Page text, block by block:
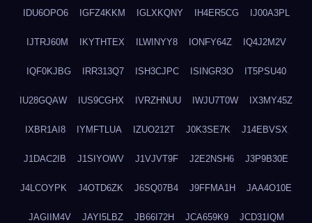
IDU6OPO6 IGFZ4KKM IGLXKQNY IH4ER5CG IJ00A3PL
IJTRJ60M IKYTHTEX ILWINYY8 IONFY64Z IQ4J2M2V
IQF0KJBG IRR313Q7 ISH3CJPC ISINGR3O IT5PSU40
IU28GQAW IUS9CGHX IVRZHNUU IWJU7T0W IX3MY45Z
IXBR1AI8 IYMFTLUA IZUO212T J0K3SE7K J14EBVSX
J1DAC2IB J1SIYOWV J1VJVT9F J2E2NSH6 J3P9B30E
J4LCOYPK J4OTD6ZK J6SQ07B4 J9FFMA1H JAA4O10E
JAGIIM4V JAYI5LBZ JB66I72H JCA659K9 JCD31IQM